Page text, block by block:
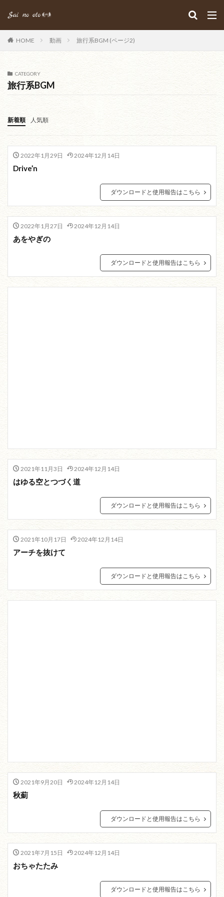
HOME 動画 旅行系BGM (ページ2)
CATEGORY
旅行系BGM
新着順 人気順
2022年1月29日 2024年12月14日
Drive’n
ダウンロードと使用報告はこちら
2022年1月27日 2024年12月14日
あをやぎの
ダウンロードと使用報告はこちら
2021年11月3日 2024年12月14日
はゆる空とつづく道
ダウンロードと使用報告はこちら
2021年10月17日 2024年12月14日
アーチを抜けて
ダウンロードと使用報告はこちら
2021年9月20日 2024年12月14日
秋薊
ダウンロードと使用報告はこちら
2021年7月15日 2024年12月14日
おちゃたたみ
ダウンロードと使用報告はこちら